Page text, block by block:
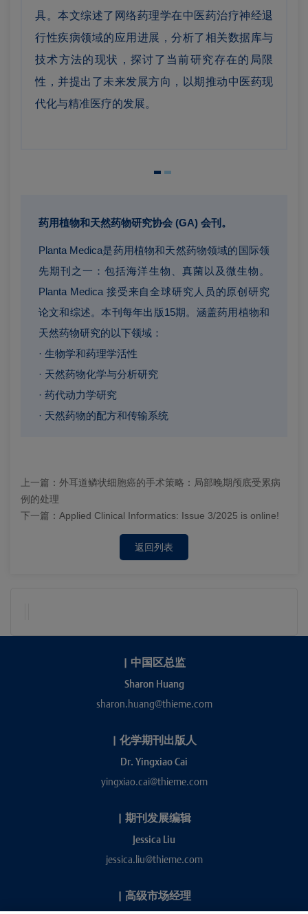
具。本文综述了网络药理学在中医药治疗神经退
行性疾病领域的应用进展，分析了相关数据库与
技术方法的现状，探讨了当前研究存在的局限
性，并提出了未来发展方向，以期推动中医药现
代化与精准医疗的发展。
药用植物和天然药物研究协会 (GA) 会刊。
Planta Medica是药用植物和天然药物领域的国际领
先期刊之一：包括海洋生物、真菌以及微生物。
Planta Medica 接受来自全球研究人员的原创研究
论文和综述。本刊每年出版15期。涵盖药用植物和
天然药物研究的以下领域：
· 生物学和药理学活性
· 天然药物化学与分析研究
· 药代动力学研究
· 天然药物的配方和传输系统
上一篇： 外耳道鳞状细胞癌的手术策略：局部晚期颅底受累病
例的处理
下一篇： Applied Clinical Informatics: Issue 3/2025 is online!
返回列表
| 中国区总监
Sharon Huang
sharon.huang@thieme.com
| 化学期刊出版人
Dr. Yingxiao Cai
yingxiao.cai@thieme.com
| 期刊发展编辑
Jessica Liu
jessica.liu@thieme.com
| 高级市场经理